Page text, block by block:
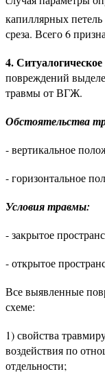
капиллярных
среза. Всего 6
4.
повреждений
травмы от ВГЖ.
Обстоятельства
- вертикальное
- горизонтальное
Условия травмы:
- закрытое
- открытое
Все выявленные
схеме:
1) свойства
воздействия по
отдельности;